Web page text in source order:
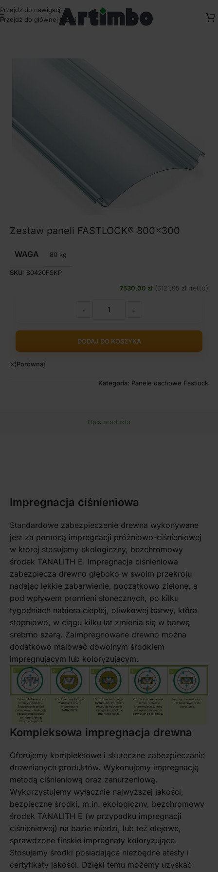
Przejdź do nawigacji
Przejdź do głównej treści
Strona główna Pokrycia dachowe Panele dachowe Fastlock
Zestaw paneli FASTLOCK® 800×300
WAGA 80 kg
SKU: 80420FSKP
7530,00 zł (6121,95 zł netto)
- +
DODAJ DO KOSZYKA
Porównaj
Kategoria: Panele dachowe Fastlock
Opis produktu
Impregnacja ciśnieniowa
Standardowe zabezpieczenie drewna wykonywane
jest za pomocą impregnacji próżniowo-ciśnieniowej
w której stosujemy ekologiczny, bezchromowy
środek TANALITH E. Impregnacja ciśnieniowa
zabezpiecza drewno głęboko w swoim przekroju
nadając lekkie zabarwienie, początkowo zielone, a
pod wpływem promieni słonecznych, po kilku
tygodniach nabiera ciepłej, oliwkowej barwy, która
stopniowo, w ciągu kilku lat zmienia się w barwę
srebrno szarą. Zaimpregnowane drewno można
dodatkowo malować dowolnym środkiem
impregnującym lub koloryzującym.
Kompleksowa impregnacja drewna
Oferujemy kompleksowe i skuteczne zabezpieczanie
drewnianych produktów. Wykonujemy impregnację
metodą ciśnieniową oraz zanurzeniową.
Wykorzystujemy wyłącznie najwyższej jakości,
bezpieczne środki, m.in. ekologiczny, bezchromowy
środek TANALITH E (w przypadku impregnacji
ciśnieniowej) na bazie miedzi, lub też olejowe,
sprawdzone fińskie impregnaty koloryzujące.
Stosujemy środki posiadające niezbędne atesty i
certyfikaty jakości. Dzięki temu możemy uzyskać